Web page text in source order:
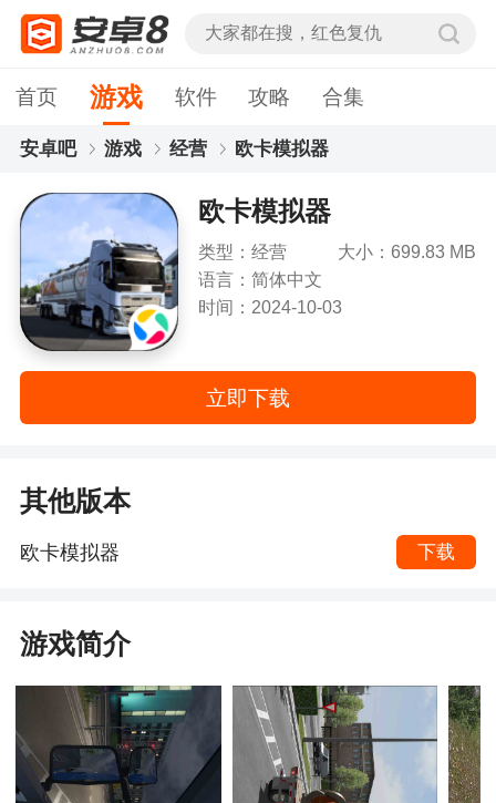
首页 游戏 软件 攻略 合集
安卓吧 游戏 经营 欧卡模拟器
欧卡模拟器
类型：经营
大小：699.83 MB
语言：简体中文
时间：2024-10-03
立即下载
其他版本
欧卡模拟器 下载
游戏简介